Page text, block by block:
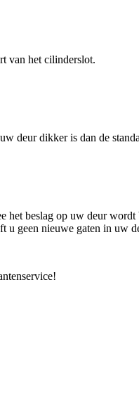
van het cilinderslot.
deur dikker is dan de
het beslag op uw deur
u geen nieuwe gaten in uw